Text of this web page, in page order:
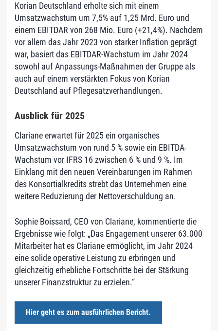
Korian Deutschland erholte sich mit einem
Umsatzwachstum um 7,5% auf 1,25 Mrd. Euro und
einem EBITDAR von 268 Mio. Euro (+21,4%). Nachdem
vor allem das Jahr 2023 von starker Inflation geprägt
war, basiert das EBITDAR-Wachstum im Jahr 2024
sowohl auf Anpassungs-Maßnahmen der Gruppe als
auch auf einem verstärkten Fokus von Korian
Deutschland auf Pflegesatzverhandlungen.
Ausblick für 2025
Clariane erwartet für 2025 ein organisches
Umsatzwachstum von rund 5 % sowie ein EBITDA-
Wachstum vor IFRS 16 zwischen 6 % und 9 %. Im
Einklang mit den neuen Vereinbarungen im Rahmen
des Konsortialkredits strebt das Unternehmen eine
weitere Reduzierung der Nettoverschuldung an.
Sophie Boissard, CEO von Clariane, kommentierte die
Ergebnisse wie folgt: „Das Engagement unserer 63.000
Mitarbeiter hat es Clariane ermöglicht, im Jahr 2024
eine solide operative Leistung zu erbringen und
gleichzeitig erhebliche Fortschritte bei der Stärkung
unserer Finanzstruktur zu erzielen.“
Hier geht es zum ausführlichen Bericht.